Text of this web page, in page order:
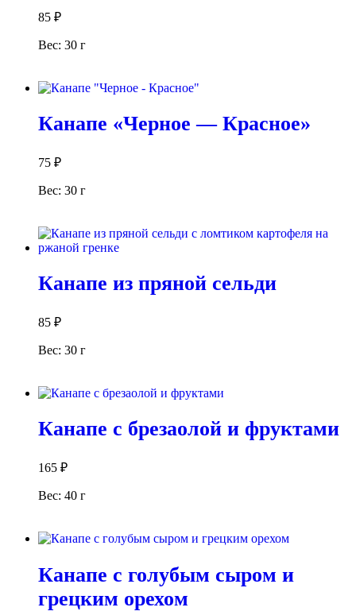
85 ₽
Вес: 30 г
Канапе «Черное — Красное»
75 ₽
Вес: 30 г
Канапе из пряной сельди
85 ₽
Вес: 30 г
Канапе с брезаолой и фруктами
165 ₽
Вес: 40 г
Канапе с голубым сыром и
грецким орехом